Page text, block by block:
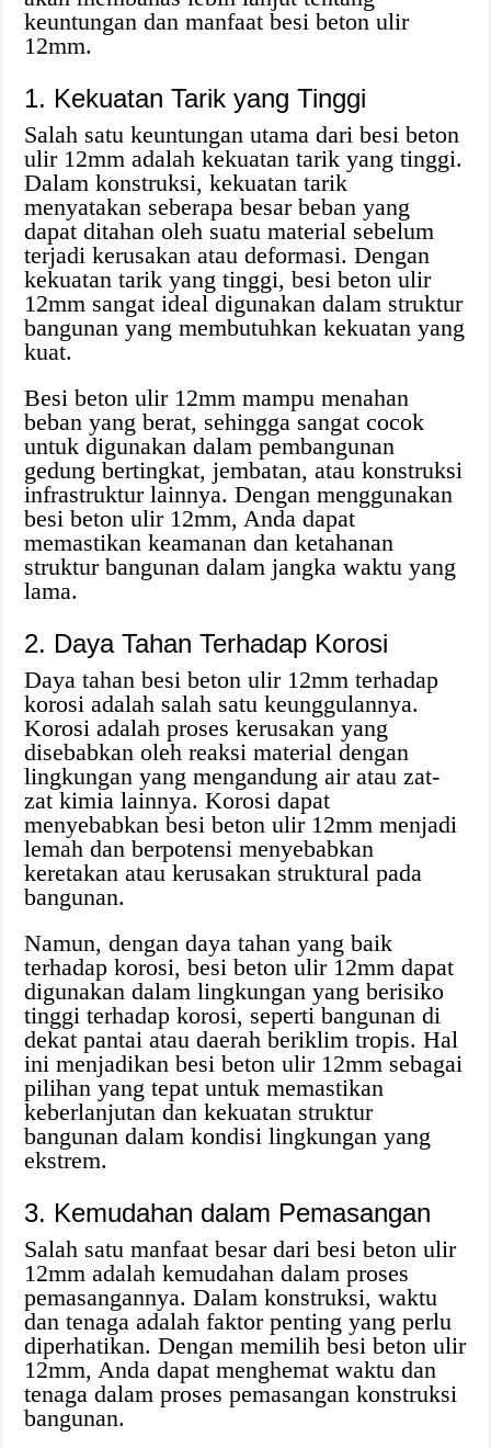
keuntungan dan manfaat besi beton ulir
12mm.
1. Kekuatan Tarik yang Tinggi
Salah satu keuntungan utama dari besi beton
ulir 12mm adalah kekuatan tarik yang tinggi.
Dalam konstruksi, kekuatan tarik
menyatakan seberapa besar beban yang
dapat ditahan oleh suatu material sebelum
terjadi kerusakan atau deformasi. Dengan
kekuatan tarik yang tinggi, besi beton ulir
12mm sangat ideal digunakan dalam struktur
bangunan yang membutuhkan kekuatan yang
kuat.
Besi beton ulir 12mm mampu menahan
beban yang berat, sehingga sangat cocok
untuk digunakan dalam pembangunan
gedung bertingkat, jembatan, atau konstruksi
infrastruktur lainnya. Dengan menggunakan
besi beton ulir 12mm, Anda dapat
memastikan keamanan dan ketahanan
struktur bangunan dalam jangka waktu yang
lama.
2. Daya Tahan Terhadap Korosi
Daya tahan besi beton ulir 12mm terhadap
korosi adalah salah satu keunggulannya.
Korosi adalah proses kerusakan yang
disebabkan oleh reaksi material dengan
lingkungan yang mengandung air atau zat-
zat kimia lainnya. Korosi dapat
menyebabkan besi beton ulir 12mm menjadi
lemah dan berpotensi menyebabkan
keretakan atau kerusakan struktural pada
bangunan.
Namun, dengan daya tahan yang baik
terhadap korosi, besi beton ulir 12mm dapat
digunakan dalam lingkungan yang berisiko
tinggi terhadap korosi, seperti bangunan di
dekat pantai atau daerah beriklim tropis. Hal
ini menjadikan besi beton ulir 12mm sebagai
pilihan yang tepat untuk memastikan
keberlanjutan dan kekuatan struktur
bangunan dalam kondisi lingkungan yang
ekstrem.
3. Kemudahan dalam Pemasangan
Salah satu manfaat besar dari besi beton ulir
12mm adalah kemudahan dalam proses
pemasangannya. Dalam konstruksi, waktu
dan tenaga adalah faktor penting yang perlu
diperhatikan. Dengan memilih besi beton ulir
12mm, Anda dapat menghemat waktu dan
tenaga dalam proses pemasangan konstruksi
bangunan.